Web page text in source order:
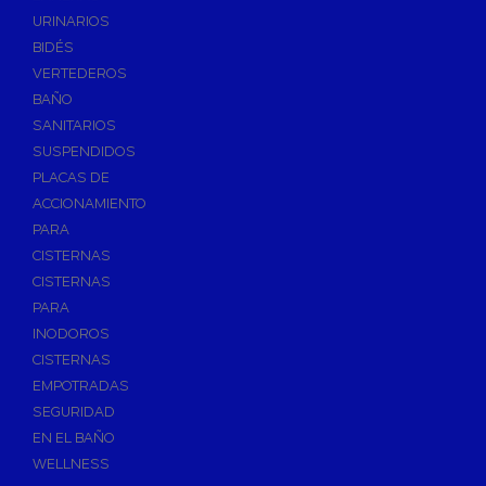
Válvulas de Esfera
Válvulas de Escuadra y Lavadora
Válvulas Reductoras de Presión
Válvulas de Retención
Electroválvulas
Válvulas de Compuerta
Válvulas de Contadores
Llaves de Paso
Accesorios de Valvulería
Calderines
Herramientas y Vestuario
Adhesivos Instantaneos
Selladores y Masillas
URINARIOS
BIDÉS
VERTEDEROS
BAÑO
SANITARIOS
SUSPENDIDOS
PLACAS DE
ACCIONAMIENTO
PARA
CISTERNAS
CISTERNAS
PARA
INODOROS
CISTERNAS
EMPOTRADAS
SEGURIDAD
EN EL BAÑO
WELLNESS